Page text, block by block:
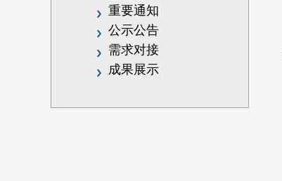
重要通知
公示公告
需求对接
成果展示